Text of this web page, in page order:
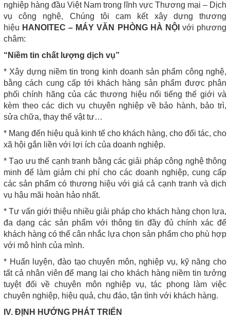
nghiệp hàng đầu Việt Nam trong lĩnh vực Thương mại – Dịch
vụ công nghệ, Chúng tôi cam kết xây dựng thương
hiệu HANOITEC – MÁY VĂN PHÒNG HÀ NỘI với phương
châm:
“Niềm tin chất lượng dịch vụ”
* Xây dựng niềm tin trong kinh doanh sản phẩm công nghệ,
bằng cách cung cấp tới khách hàng sản phẩm được phân
phối chính hãng của các thương hiệu nổi tiếng thế giới và
kèm theo các dịch vụ chuyên nghiệp về bảo hành, bảo trì,
sửa chữa, thay thế vật tư…
* Mang đến hiệu quả kinh tế cho khách hàng, cho đối tác, cho
xã hội gắn liền với lợi ích của doanh nghiệp.
* Tạo ưu thế cạnh tranh bằng các giải pháp công nghệ thông
minh để làm giảm chi phí cho các doanh nghiệp, cung cấp
các sản phẩm có thương hiệu với giá cả cạnh tranh và dịch
vụ hậu mãi hoàn hảo nhất.
* Tư vấn giới thiệu nhiều giải pháp cho khách hàng chọn lựa,
đa dạng các sản phẩm với thông tin đầy đủ chính xác để
khách hàng có thể cân nhắc lựa chọn sản phẩm cho phù hợp
với mô hình của mình.
* Huấn luyện, đào tạo chuyên môn, nghiệp vụ, kỹ năng cho
tất cả nhân viên để mang lại cho khách hàng niềm tin tưởng
tuyệt đối về chuyên môn nghiệp vụ, tác phong làm việc
chuyên nghiệp, hiệu quả, chu đáo, tận tình với khách hàng.
IV. ĐỊNH HƯỚNG PHÁT TRIỂN